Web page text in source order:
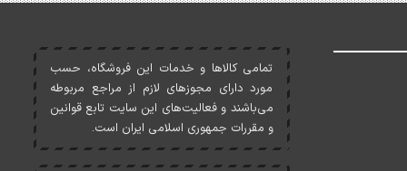
تمامی کالاها و خدمات اين فروشگاه، حسب
مورد دارای مجوزهای لازم از مراجع مربوطه
می‌باشند و فعاليت‌های اين سايت تابع قوانين
و مقررات جمهوری اسلامی ايران است.